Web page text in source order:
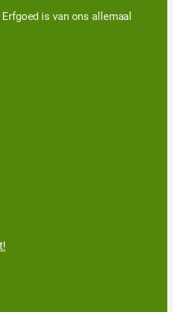
Erfgoed is van ons allemaal